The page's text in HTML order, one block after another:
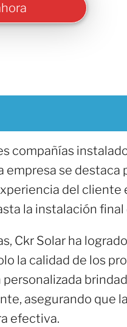
compañías
empresa se
del cliente
la instalación final
Ckr Solar ha
la calidad de los
asegurando que
efectiva.